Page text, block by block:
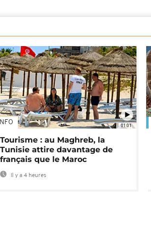
01:01
Tourisme : au Maghreb, la
Tunisie attire davantage de
français que le Maroc
Il y a 4 heures